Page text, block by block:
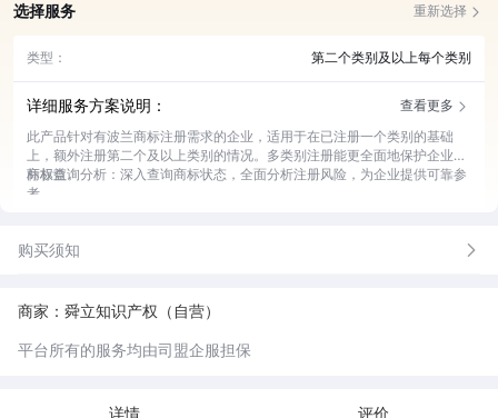
选择服务 重新选择
类型： 第二个类别及以上每个类别
详细服务方案说明：
查看更多
此产品针对有波兰商标注册需求的企业，适用于在已注册一个类别的基础
上，额外注册第二个及以上类别的情况。多类别注册能更全面地保护企业商
标权益。
商标查询分析：深入查询商标状态，全面分析注册风险，为企业提供可靠参
考。
提交申请服务：及时向波兰相关机构提交申请，跟进申请进度，让企业省心
注册成功率。
后续维护服务：商标注册成功后，提供续展等维护服务，保障企业商标长期
有效。
购买须知
商家：舜立知识产权（自营）
平台所有的服务均由司盟企服担保
详情 评价